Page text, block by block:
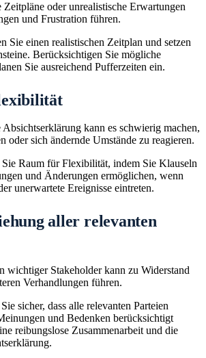
Zeitpläne oder unrealistische Erwartungen
und Frustration führen.
Sie einen realistischen Zeitplan und setzen
Berücksichtigen Sie mögliche
Sie ausreichend Pufferzeiten ein.
Absichtserklärung kann es schwierig machen,
oder sich ändernde Umstände zu reagieren.
Sie Raum für Flexibilität, indem Sie Klauseln
und Änderungen ermöglichen, wenn
unerwartete Ereignisse eintreten.
aller relevanten
wichtiger Stakeholder kann zu Widerstand
Verhandlungen führen.
sicher, dass alle relevanten Parteien
und Bedenken berücksichtigt
reibungslose Zusammenarbeit und die